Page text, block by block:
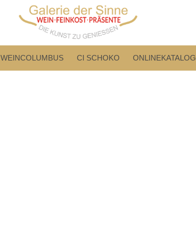
WEINCOLUMBUS CI SCHOKO ONLINEKATALOG